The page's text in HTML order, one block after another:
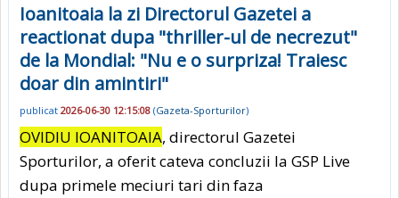
Ioanitoaia la zi Directorul Gazetei a
reactionat dupa "thriller-ul de necrezut"
de la Mondial: "Nu e o surpriza! Traiesc
doar din amintiri"
publicat 2026-06-30 12:15:08 (Gazeta-Sporturilor)
OVIDIU IOANITOAIA, directorul Gazetei
Sporturilor, a oferit cateva concluzii la GSP Live
dupa primele meciuri tari din faza